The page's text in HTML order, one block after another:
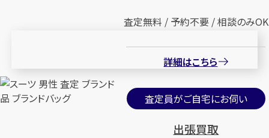
査定無料 / 予約不要 / 相談のみOK
詳細はこちら
査定員がご自宅にお伺い
出張買取